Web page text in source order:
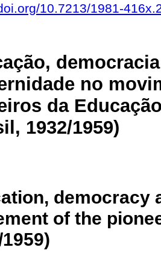
10.7213/1981-
no
da
1932/1959)
democracy
of the